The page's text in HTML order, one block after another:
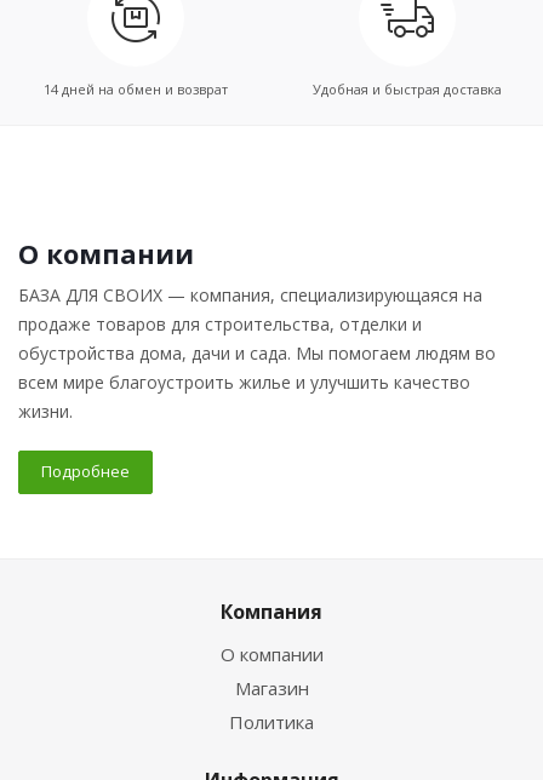
14 дней на обмен и возврат Удобная и быстрая доставка
О компании
БАЗА ДЛЯ СВОИХ — компания, специализирующаяся на
продаже товаров для строительства, отделки и
обустройства дома, дачи и сада. Мы помогаем людям во
всем мире благоустроить жилье и улучшить качество
жизни.
Подробнее
Компания
О компании
Магазин
Политика